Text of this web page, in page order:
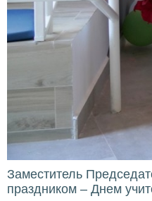
Заместитель
праздником – Днем